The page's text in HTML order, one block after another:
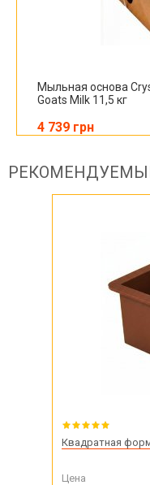
Мыльная основа
Goats Milk 11,5 кг
4 739 грн
Квадратная
Цена